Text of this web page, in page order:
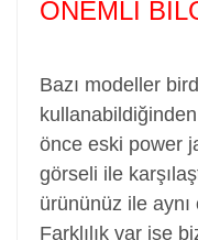
ÖNEMLİ
Bazı modeller
önce eski power
görseli ile
ürününüz ile aynı
Farklılık var ise